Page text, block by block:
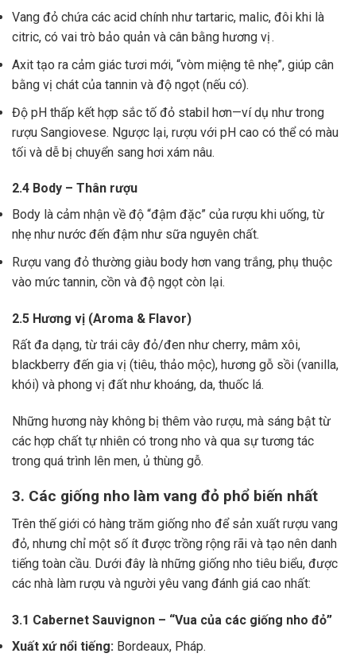
Vang đỏ chứa các acid chính như tartaric, malic, đôi khi là
citric, có vai trò bảo quản và cân bằng hương vị .
Axit tạo ra cảm giác tươi mới, “vòm miệng tê nhẹ”, giúp cân
bằng vị chát của tannin và độ ngọt (nếu có).
Độ pH thấp kết hợp sắc tố đỏ stabil hơn—ví dụ như trong
rượu Sangiovese. Ngược lại, rượu với pH cao có thể có màu
tối và dễ bị chuyển sang hơi xám nâu.
2.4 Body – Thân rượu
Body là cảm nhận về độ “đậm đặc” của rượu khi uống, từ
nhẹ như nước đến đậm như sữa nguyên chất.
Rượu vang đỏ thường giàu body hơn vang trắng, phụ thuộc
vào mức tannin, cồn và độ ngọt còn lại.
2.5 Hương vị (Aroma & Flavor)
Rất đa dạng, từ trái cây đỏ/đen như cherry, mâm xôi,
blackberry đến gia vị (tiêu, thảo mộc), hương gỗ sồi (vanilla,
khói) và phong vị đất như khoáng, da, thuốc lá.
Những hương này không bị thêm vào rượu, mà sáng bật từ
các hợp chất tự nhiên có trong nho và qua sự tương tác
trong quá trình lên men, ủ thùng gỗ.
3. Các giống nho làm vang đỏ phổ biến nhất
Trên thế giới có hàng trăm giống nho để sản xuất rượu vang
đỏ, nhưng chỉ một số ít được trồng rộng rãi và tạo nên danh
tiếng toàn cầu. Dưới đây là những giống nho tiêu biểu, được
các nhà làm rượu và người yêu vang đánh giá cao nhất:
3.1 Cabernet Sauvignon – “Vua của các giống nho đỏ”
Xuất xứ nổi tiếng: Bordeaux, Pháp.